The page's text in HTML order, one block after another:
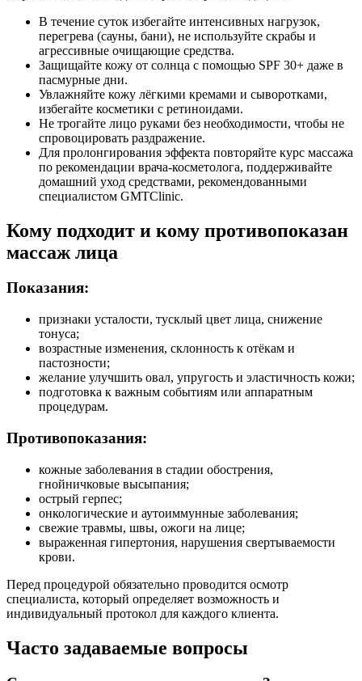
В течение суток избегайте интенсивных нагрузок,
перегрева (сауны, бани), не используйте скрабы и
агрессивные очищающие средства.
Защищайте кожу от солнца с помощью SPF 30+ даже в
пасмурные дни.
Увлажняйте кожу лёгкими кремами и сыворотками,
избегайте косметики с ретиноидами.
Не трогайте лицо руками без необходимости, чтобы не
спровоцировать раздражение.
Для пролонгирования эффекта повторяйте курс массажа
по рекомендации врача-косметолога, поддерживайте
домашний уход средствами, рекомендованными
специалистом GMTClinic.
Кому подходит и кому противопоказан
массаж лица
Показания:
признаки усталости, тусклый цвет лица, снижение
тонуса;
возрастные изменения, склонность к отёкам и
пастозности;
желание улучшить овал, упругость и эластичность кожи;
подготовка к важным событиям или аппаратным
процедурам.
Противопоказания:
кожные заболевания в стадии обострения,
гнойничковые высыпания;
острый герпес;
онкологические и аутоиммунные заболевания;
свежие травмы, швы, ожоги на лице;
выраженная гипертония, нарушения свертываемости
крови.
Перед процедурой обязательно проводится осмотр
специалиста, который определяет возможность и
индивидуальный протокол для каждого клиента.
Часто задаваемые вопросы